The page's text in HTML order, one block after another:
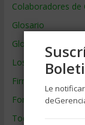
Colaboradores de
Glosario
Glosario Inglés –
Los mejores MBA
Firmas de Gerencia
Formación de
Todos los Temas
Le